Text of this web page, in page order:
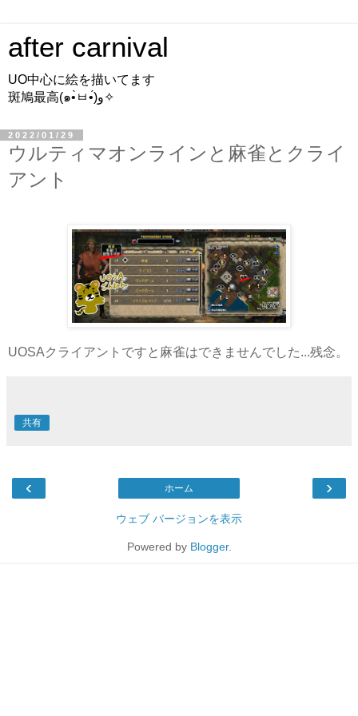
after carnival
UO中心に絵を描いてます
斑鳩最高(๑•̀ㅂ•́)و✧
2022/01/29
ウルティマオンラインと麻雀とクライ
アント
UOSAクライアントですと麻雀はできませんでした...残念。
共有
‹ ›
ホーム
ウェブ バージョンを表示
Powered by Blogger.